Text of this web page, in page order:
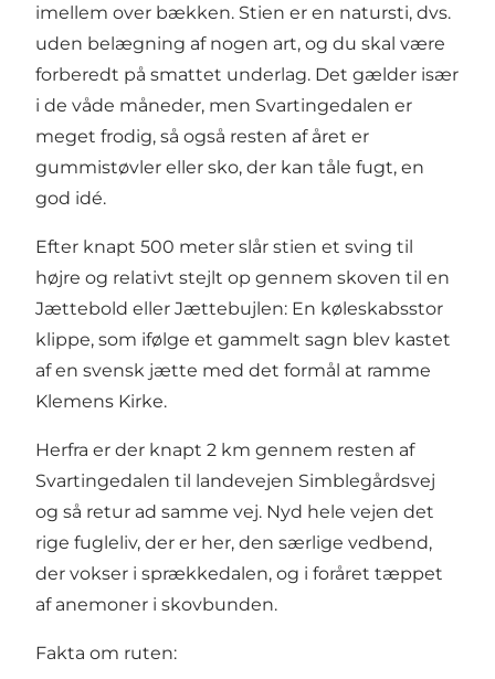
imellem over bækken. Stien er en natursti, dvs.
uden belægning af nogen art, og du skal være
forberedt på smattet underlag. Det gælder især
i de våde måneder, men Svartingedalen er
meget frodig, så også resten af året er
gummistøvler eller sko, der kan tåle fugt, en
god idé.
Efter knapt 500 meter slår stien et sving til
højre og relativt stejlt op gennem skoven til en
Jættebold eller Jættebujlen: En køleskabsstor
klippe, som ifølge et gammelt sagn blev kastet
af en svensk jætte med det formål at ramme
Klemens Kirke.
Herfra er der knapt 2 km gennem resten af
Svartingedalen til landevejen Simblegårdsvej
og så retur ad samme vej. Nyd hele vejen det
rige fugleliv, der er her, den særlige vedbend,
der vokser i sprækkedalen, og i foråret tæppet
af anemoner i skovbunden.
Fakta om ruten: